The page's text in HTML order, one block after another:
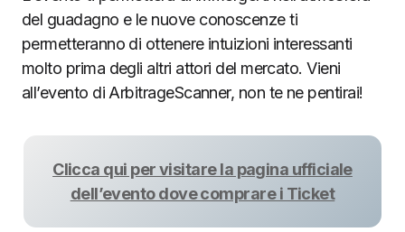
del guadagno e le nuove conoscenze ti
permetteranno di ottenere intuizioni interessanti
molto prima degli altri attori del mercato. Vieni
all’evento di ArbitrageScanner, non te ne pentirai!
Clicca qui per visitare la pagina ufficiale
dell’evento dove comprare i Ticket